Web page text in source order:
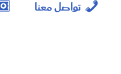
تواصل معنا